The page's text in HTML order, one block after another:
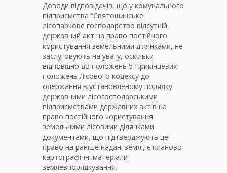
Доводи відповідачів, що у комунального
підприємства “Святошинське
лісопаркове господарство відсутній
державний акт на право постійного
користування земельними ділянками, не
заслуговують на увагу, оскільки
відповідно до положень 5 Прикінцевих
положень Лісового кодексу до
одержання в установленому порядку
державними лісогосподарськими
підприємствами державних актів на
право постійного користування
земельними лісовими ділянками
документами, що підтверджують це
право на раніше надані землі, є планово-
картографічні матеріали
землевпорядкування.